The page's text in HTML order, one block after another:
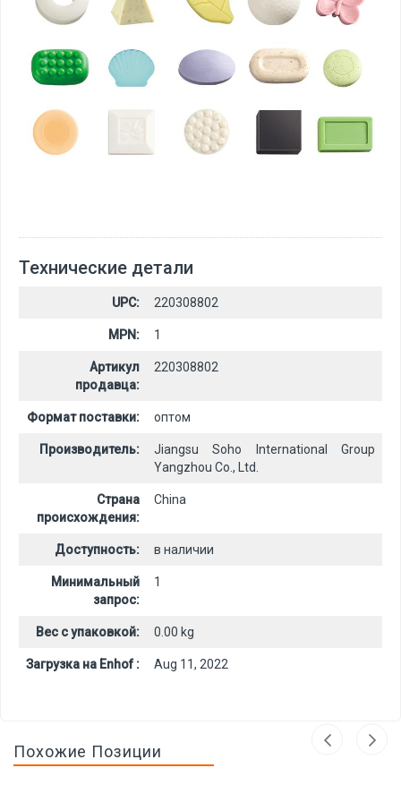
Технические детали
UPC: 220308802
MPN: 1
Артикул
продавца:
220308802
Формат поставки: оптом
Производитель:
Jiangsu Soho International Group
Yangzhou Co., Ltd.
Страна
происхождения:
China
Доступность: в наличии
Минимальный
запрос:
1
Вес с упаковкой: 0.00 kg
Загрузка на Enhof : Aug 11, 2022
Похожие Позиции